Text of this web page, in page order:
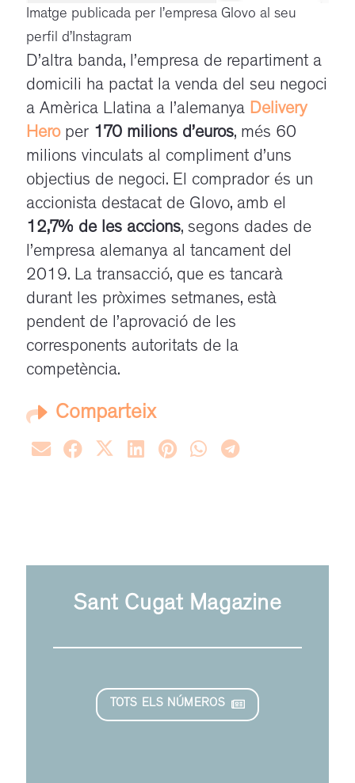
Imatge publicada per l’empresa Glovo al seu
perfil d’Instagram
D’altra banda, l’empresa de repartiment a
domicili ha pactat la venda del seu negoci
a Amèrica Llatina a l’alemanya Delivery
Heroper 170 milions d’euros, més 60
milions vinculats al compliment d’uns
objectius de negoci. El comprador és un
accionista destacat de Glovo, amb el
12,7% de les accions, segons dades de
l’empresa alemanya al tancament del
2019. La transacció, que es tancarà
durant les pròximes setmanes, està
pendent de l’aprovació de les
corresponents autoritats de la
competència.
Comparteix
Sant Cugat Magazine
TOTS ELS NÚMEROS